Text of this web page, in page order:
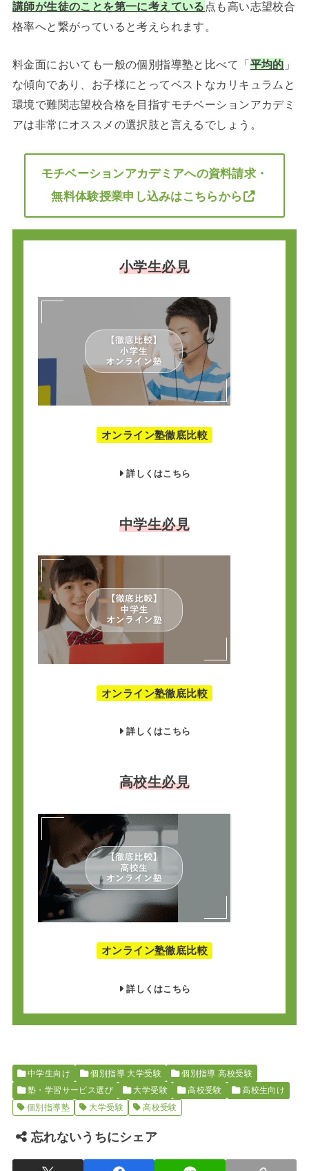
講師が生徒のことを第一に考えている 点も高い志望校合
格率へと繋がっていると考えられます。
料金面においても一般の個別指導塾と比べて「 平均的 」
な傾向であり、お子様にとってベストなカリキュラムと
環境で難関志望校合格を目指すモチベーションアカデミ
アは非常にオススメの選択肢と言えるでしょう。
モチベーションアカデミアへの資料請求・
無料体験授業申し込みはこちらから
小学生必見
オンライン塾徹底比較
詳しくはこちら
中学生必見
オンライン塾徹底比較
詳しくはこちら
高校生必見
オンライン塾徹底比較
詳しくはこちら
中学生向け 個別指導 大学受験
個別指導 高校受験
塾・学習サービス選び
大学受験 高校受験
高校生向け
個別指導塾
大学受験 高校受験
忘れないうちにシェア